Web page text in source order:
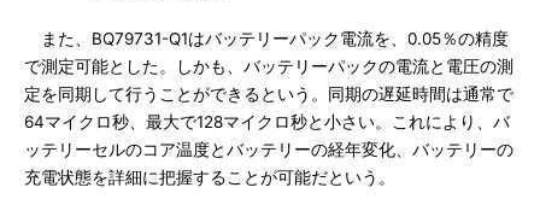
また、BQ79731-Q1はバッテリーパック電流を、0.05％の精度
で測定可能とした。しかも、バッテリーパックの電流と電圧の測
定を同期して行うことができるという。同期の遅延時間は通常で
64マイクロ秒、最大で128マイクロ秒と小さい。これにより、バ
ッテリーセルのコア温度とバッテリーの経年変化、バッテリーの
充電状態を詳細に把握することが可能だという。